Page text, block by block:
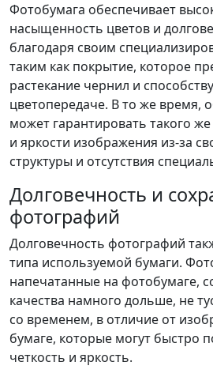
Фотобумага обеспечивает
насыщенность цветов и
благодаря своим
таким как покрытие, которое
растекание чернил и
цветопередаче. В то же время,
может гарантировать такого
и яркости изображения из-за
структуры и отсутствия
Долговечность и
фотографий
Долговечность фотографий
типа используемой бумаги.
напечатанные на фотобумаге,
качества намного дольше, не
со временем, в отличие от
бумаге, которые могут быстро
четкость и яркость.